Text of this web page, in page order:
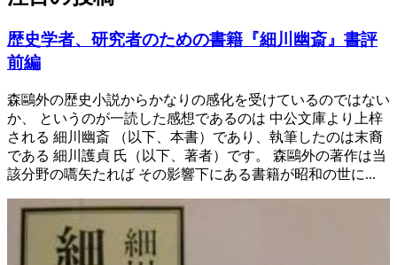
歴史学者、研究者のための書籍『細川幽斎』書評
前編
森鷗外の歴史小説からかなりの感化を受けているのではない
か、 というのが一読した感想であるのは 中公文庫より上梓
される 細川幽斎 （以下、本書）であり、執筆したのは末裔
である 細川護貞 氏（以下、著者）です。 森鷗外の著作は当
該分野の嚆矢たれば その影響下にある書籍が昭和の世に...